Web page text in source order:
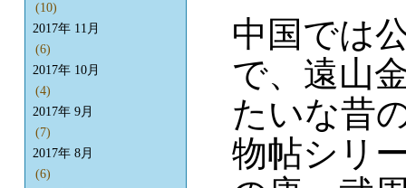
中国では
で、遠山
たいな昔
物帖シリ
(10)
2017年 11月
(6)
2017年 10月
(4)
2017年 9月
(7)
2017年 8月
(6)